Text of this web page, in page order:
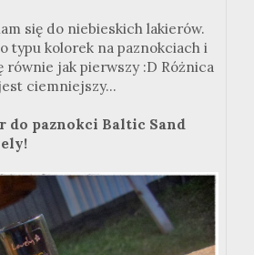
się do niebieskich lakierów.
typu kolorek na paznokciach i
równie jak pierwszy :D Różnica
ciemniejszy...
do paznokci Baltic Sand